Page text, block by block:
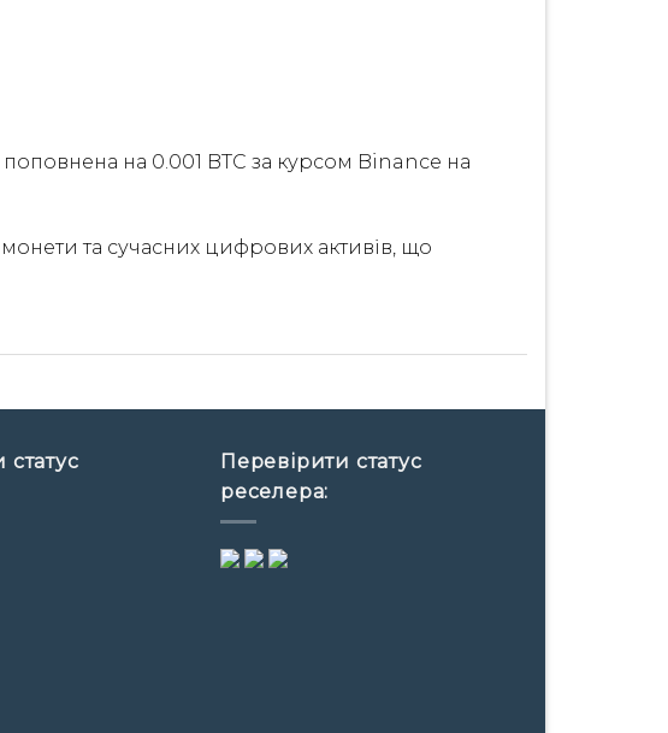
на 0.001 BTC за курсом Binance на
та сучасних цифрових активів, що
статус
Перевірити статус
реселера: